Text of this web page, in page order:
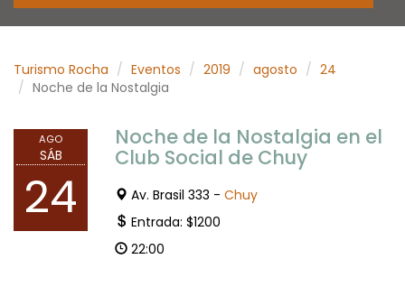
Turismo Rocha Eventos 2019 agosto
24
Noche de la Nostalgia
AGO
SÁB
24
Noche de la Nostalgia en el
Club Social de Chuy
Av. Brasil 333 - Chuy
Entrada: $1200
22:00